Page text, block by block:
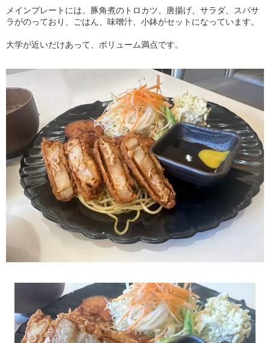
メインプレートには、豚角煮のトロカツ、唐揚げ、サラダ、スパサ
ラがのっており、ごはん、味噌汁、小鉢がセットになっています。
大学が近いだけあって、ボリューム満点です。